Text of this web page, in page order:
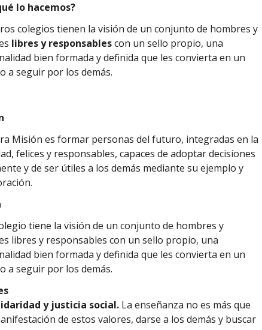
lo hacemos?
colegios tienen la visión de un conjunto de hombres y
libres y responsablescon un sello propio, una
bien formada y definida que les convierta en un
a seguir por los demás.
Misión es formar personas del futuro, integradas en la
felices y responsables, capaces de adoptar decisiones
y de ser útiles a los demás mediante su ejemplo y
tiene la visión de un conjunto de hombres y
libres y responsables con un sello propio, una
bien formada y definida que les convierta en un
a seguir por los demás.
y justicia social. La enseñanza no es más que
de estos valores, darse a los demás y buscar